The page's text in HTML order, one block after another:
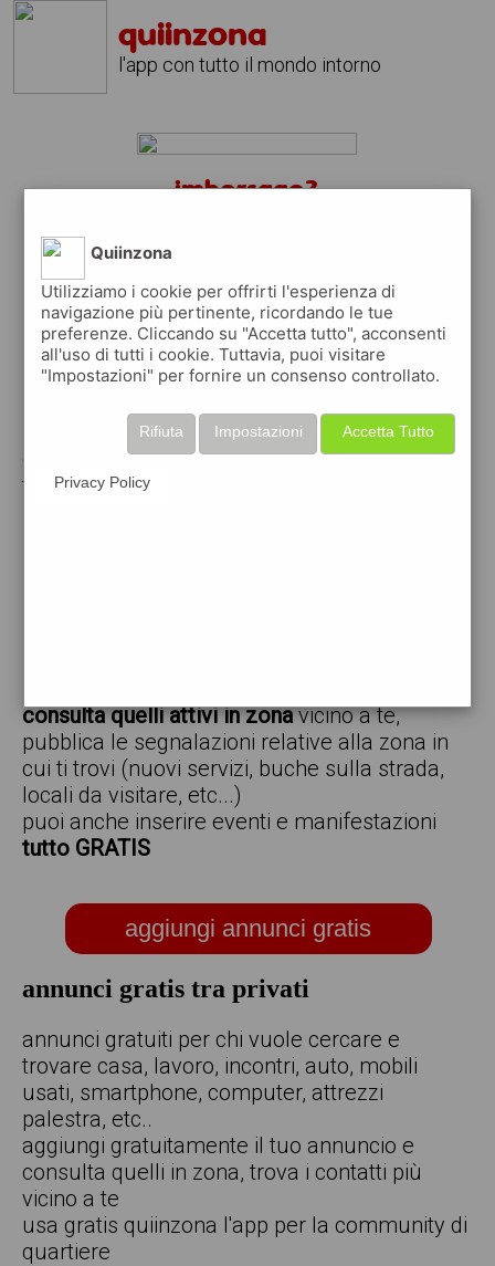
quiinzona
l'app con tutto il mondo intorno
imbersago?
↴
scarica gratis app
pubblica gratis i tuoi annunci
con quiinzona puoi inserire gratuitamente i
tuoi annunci per :
consulta quelli attivi in zonavicino a te,
pubblica le segnalazioni relative alla zona in
cui ti trovi (nuovi servizi, buche sulla strada,
locali da visitare, etc...)
puoi anche inserire eventi e manifestazioni
tutto GRATIS
aggiungi annunci gratis
annunci gratis tra privati
annunci gratuiti per chi vuole cercare e
trovare casa, lavoro, incontri, auto, mobili
usati, smartphone, computer, attrezzi
palestra, etc..
aggiungi gratuitamente il tuo annuncio e
consulta quelli in zona, trova i contatti più
vicino a te
usa gratis quiinzona l'app per la community di
quartiere
Quiinzona
Utilizziamo i cookie per offrirti l'esperienza di
navigazione più pertinente, ricordando le tue
preferenze. Cliccando su "Accetta tutto", acconsenti
all'uso di tutti i cookie. Tuttavia, puoi visitare
"Impostazioni" per fornire un consenso controllato.
Accetta Tutto
Impostazioni
Rifiuta
Privacy Policy